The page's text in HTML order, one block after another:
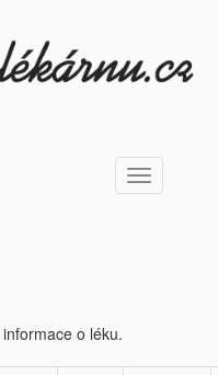
Toggle
navigation
o léku.